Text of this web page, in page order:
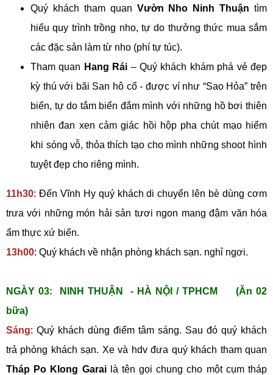
Quý khách tham quan Vườn Nho Ninh Thuận tìm
hiểu quy trình trồng nho, tự do thưởng thức mua sắm
các đặc sản làm từ nho (phí tự túc).
Tham quan Hang Rái – Quý khách khám phá vẻ đẹp
kỳ thú với bãi San hô cổ - được ví như “Sao Hỏa” trên
biển, tự do tắm biển đắm mình với những hồ bơi thiên
nhiên đan xen cảm giác hồi hộp pha chút mạo hiểm
khi sóng vỗ, thỏa thích tạo cho mình những shoot hình
tuyệt đẹp cho riêng mình.
11h30: Đến Vĩnh Hy quý khách di chuyển lên bè dùng cơm
trưa với những món hải sản tươi ngon mang đậm văn hóa
ẩm thực xứ biển.
13h00: Quý khách về nhận phòng khách sạn. nghỉ ngơi.
NGÀY 03: NINH THUẬN - HÀ NỘI / TPHCM (Ăn 02
bữa)
Sáng: Quý khách dùng điểm tâm sáng. Sau đó quý khách
trả phòng khách sạn. Xe và hdv đưa quý khách tham quan
Tháp Po Klong Garailà tên gọi chung cho một cụm tháp